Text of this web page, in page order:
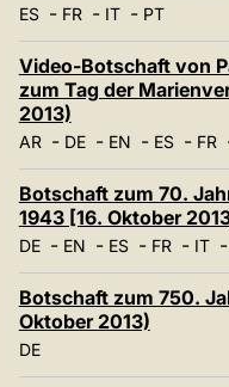
ES- FR- IT- PT
Video-Botschaft von
zum Tag der
2013)
AR- DE- EN - ES- FR
Botschaft zum 70.
1943 [16. Oktober
DE- EN - ES- FR- IT-
Botschaft zum 750.
Oktober 2013)
DE